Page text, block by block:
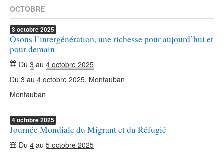
OCTOBRE
3 octobre2025
Osons l’intergénération, une richesse pour aujourd’hui et
pour demain
Du 3 au 4 octobre 2025
Du 3 au 4 octobre 2025, Montauban
Montauban
4octobre2025
Journée Mondiale du Migrant et du Réfugié
Du 4 au 5 octobre 2025